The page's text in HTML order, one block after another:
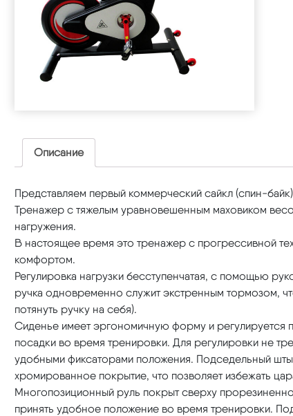
Описание
Представляем первый коммерческий сайкл (спин-
Тренажер с тяжелым уравновешенным маховиком
нагружения.
В настоящее время это тренажер с прогрессивной
комфортом.
Регулировка нагрузки бесступенчатая, с помощью
ручка одновременно служит экстренным тормозом,
потянуть ручку на себя).
Сиденье имеет эргономичную форму и регулируется
посадки во время тренировки. Для регулировки не
удобными фиксаторами положения. Подседельный
хромированное покрытие, что позволяет избежать
Многопозиционный руль покрыт сверху
принять удобное положение во время тренировки.